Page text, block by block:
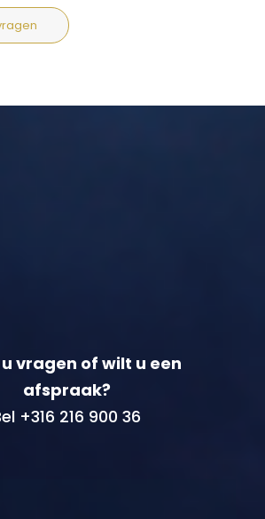
vragen of wilt u een
afspraak?
+316 216 900 36